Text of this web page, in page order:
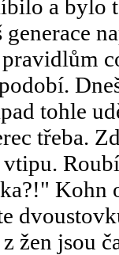
a bylo
tohle
třeba.
vtipu.
žen jsou